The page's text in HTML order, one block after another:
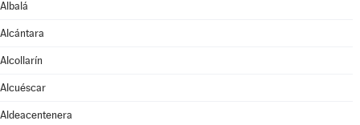
Albalá
Alcántara
Alcollarín
Alcuéscar
Aldeacentenera